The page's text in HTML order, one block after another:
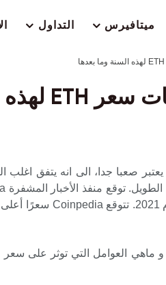
ميتافيرس التداول
صعبا جدا، الى انه يتفق اغلب
ماهي العوامل التي توثر على